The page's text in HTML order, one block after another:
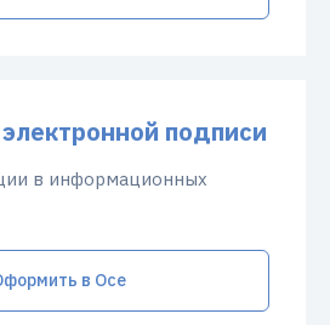
подписи
в информационных
в Осе